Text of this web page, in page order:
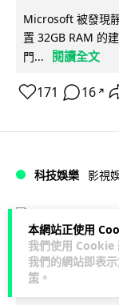
本網站正使用
我們使用 Cookie
我們的網站即表
策 。
Microsoft 被發現
置 32GB RAM 的
門...
閱讀全文
171 16 ↗
科技娛樂 影視
訂購 43 億
後終被捕